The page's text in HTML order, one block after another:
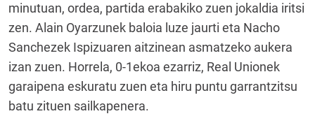
minutuan, ordea, partida erabakiko zuen jokaldia iritsi
zen. Alain Oyarzunek baloia luze jaurti eta Nacho
Sanchezek Ispizuaren aitzinean asmatzeko aukera
izan zuen. Horrela, 0-1ekoa ezarriz, Real Unionek
garaipena eskuratu zuen eta hiru puntu garrantzitsu
batu zituen sailkapenera.